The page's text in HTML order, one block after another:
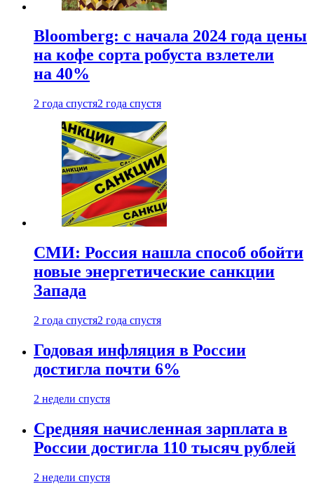
Bloomberg: с начала 2024 года цены
на кофе сорта робуста взлетели
на 40%
2 года спустя2 года спустя
СМИ: Россия нашла способ обойти
новые энергетические санкции
Запада
2 года спустя2 года спустя
Годовая инфляция в России
достигла почти 6%
2 недели спустя
Средняя начисленная зарплата в
России достигла 110 тысяч рублей
2 недели спустя